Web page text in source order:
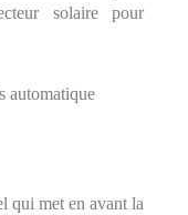
solaire pour
automatique
qui met en avant la